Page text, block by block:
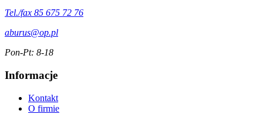
Tel./fax 85 675 72 76
aburus@op.pl
Pon-Pt: 8-18
Informacje
Kontakt
O firmie